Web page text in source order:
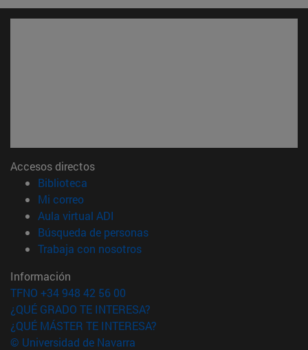
Accesos directos
Biblioteca
Mi correo(abre en nueva ventana)
Aula virtual ADI
Búsqueda de personas(abre en nueva ventana)
Trabaja con nosotros(abre en nueva ventana)
Información
TFNO +34 948 42 56 00
¿QUÉ GRADO TE INTERESA?
¿QUÉ MÁSTER TE INTERESA?
© Universidad de Navarra